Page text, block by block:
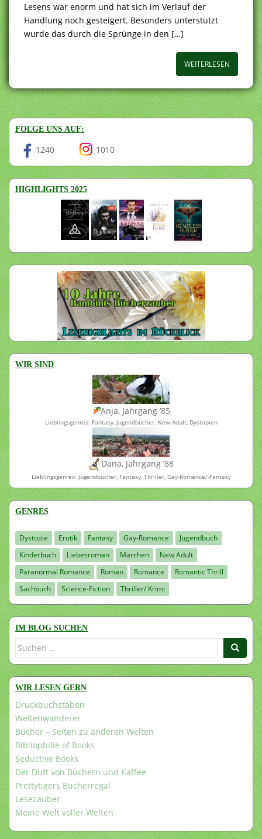
Lesens war enorm und hat sich im Verlauf der
Handlung noch gesteigert. Besonders unterstützt
wurde das durch die Sprünge in den […]
WEITERLESEN
FOLGE UNS AUF:
1240 1010
HIGHLIGHTS 2025
WIR SIND
Anja, Jahrgang ’85
Lieblingsgenres: Fantasy, Jugendbücher, New Adult, Dystopien
Dana, Jahrgang ’88
Lieblingsgenres: Jugendbücher, Fantasy, Thriller, Gay-Romance/-Fantasy
GENRES
Dystopie Erotik Fantasy Gay-Romance
Jugendbuch
Kinderbuch
Liebesroman Märchen
New Adult
Paranormal Romance
Roman Romance
Romantic Thrill
Sachbuch
Science-Fiction Thriller/ Krimi
IM BLOG SUCHEN
Suchen
WIR LESEN GERN
Druckbuchstaben
Weltenwanderer
Bücher – Seiten zu anderen Welten
Bibliophilie of Books
Seductive Books
Der Duft von Büchern und Kaffee
Prettytigers Bücherregal
Lesezauber
Meine Welt voller Welten